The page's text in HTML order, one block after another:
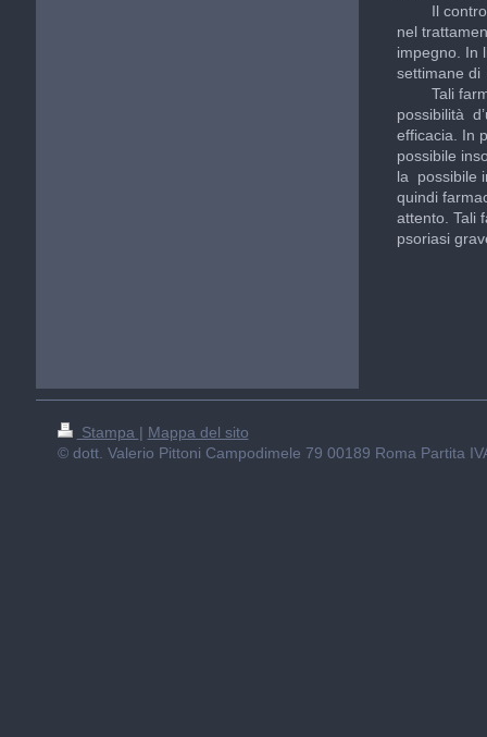
Il controllo
nel
impegno. In
settimane di
Tali
possibilità
efficacia. In
possibile
la possibile
quindi
attento. Tali
psoriasi
Stampa | Mappa del sito
© dott. Valerio Pittoni Campodimele 79 00189 Roma Partita